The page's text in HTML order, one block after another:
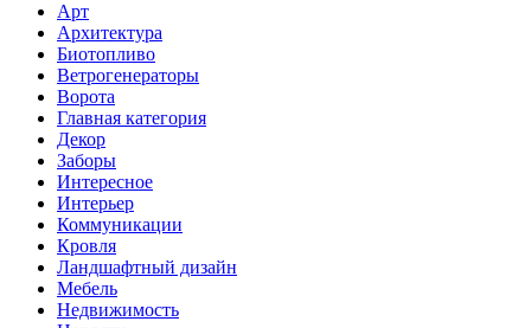
Арт
Архитектура
Биотопливо
Ветрогенераторы
Ворота
Главная категория
Декор
Заборы
Интересное
Интерьер
Коммуникации
Кровля
Ландшафтный дизайн
Мебель
Недвижимость